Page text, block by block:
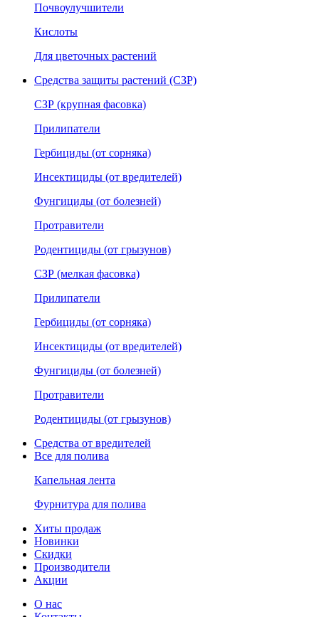
Почвоулучшители
Кислоты
Для цветочных растений
Средства защиты растений (СЗР)
СЗР (крупная фасовка)
Прилипатели
Гербициды (от сорняка)
Инсектициды (от вредителей)
Фунгициды (от болезней)
Протравители
Родентициды (от грызунов)
СЗР (мелкая фасовка)
Прилипатели
Гербициды (от сорняка)
Инсектициды (от вредителей)
Фунгициды (от болезней)
Протравители
Родентициды (от грызунов)
Средства от вредителей
Все для полива
Капельная лента
Фурнитура для полива
Хиты продаж
Новинки
Скидки
Производители
Акции
О нас